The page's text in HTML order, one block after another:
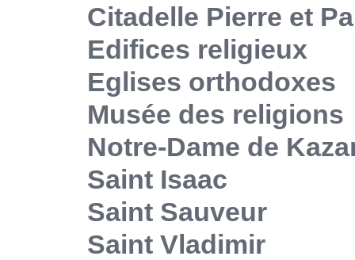
Citadelle Pierre et
Edifices religieux
Eglises orthodoxes
Musée des religions
Notre-Dame de
Saint Isaac
Saint Sauveur
Saint Vladimir